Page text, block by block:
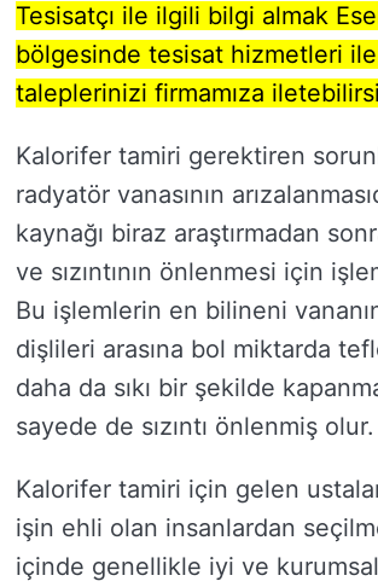
Tesisatçı ile ilgili bilgi almak
bölgesinde tesisat hizmetleri ile
taleplerinizi firmamıza
Kalorifer tamiri gerektiren
radyatör vanasının
kaynağı biraz araştırmadan
ve sızıntının önlenmesi için
Bu işlemlerin en bilineni
dişlileri arasına bol miktarda
daha da sıkı bir şekilde
sayede de sızıntı önlenmiş olur.
Kalorifer tamiri için gelen
işin ehli olan insanlardan
içinde genellikle iyi ve